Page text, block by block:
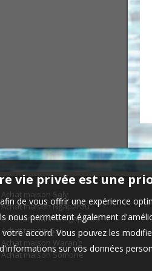
Achat maison Saly
Achat maison Ngaparou
Location maison Ngaparou
Achat terrain Saly
Achat maison Warang
Achat maison Somone
vie privée est une
de vous offrir une expérience
nous permettent également
accord. Vous pouvez les
sur vos données